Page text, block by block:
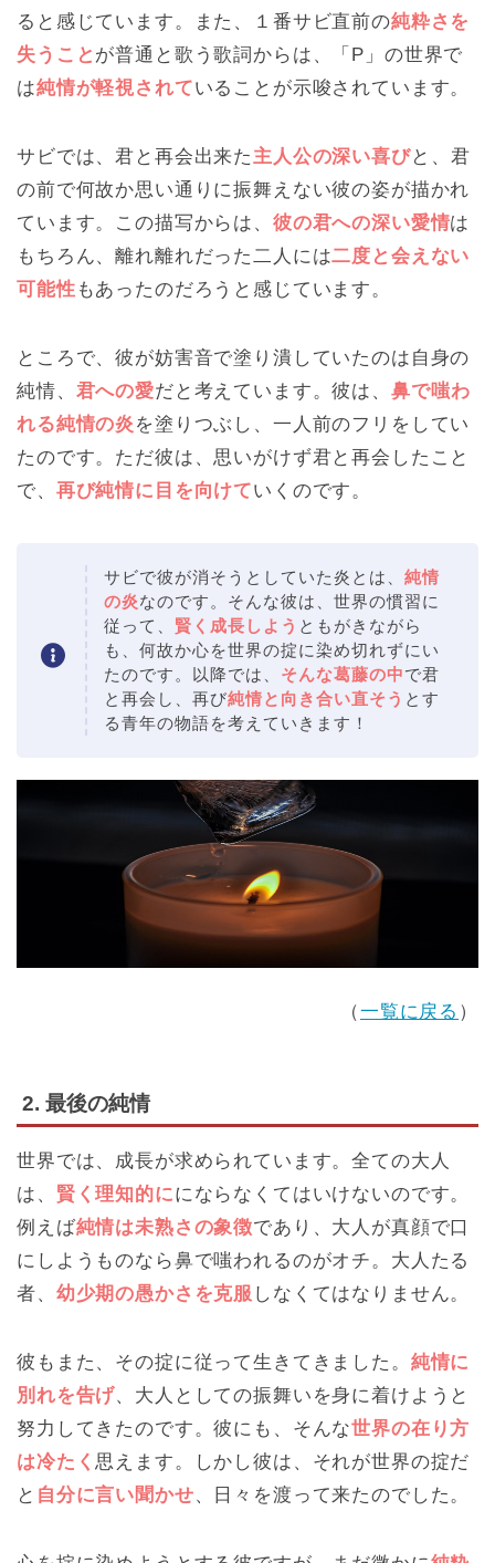
ると感じています。また、１番サビ直前の純粋さを
失うこと が普通と歌う歌詞からは、「P」の世界で
は純情が軽視されていることが示唆されています。
サビでは、君と再会出来た 主人公の深い喜びと、君
の前で何故か思い通りに振舞えない彼の姿が描かれ
ています。この描写からは、 彼の君への深い愛情は
もちろん、離れ離れだった二人には二度と会えない
可能性 もあったのだろうと感じています。
ところで、彼が妨害音で塗り潰していたのは自身の
純情、 君への愛だと考えています。彼は、 鼻で嗤わ
れる純情の炎 を塗りつぶし、一人前のフリをしてい
たのです。ただ彼は、思いがけず君と再会したこと
で、 再び純情に目を向けていくのです。
サビで彼が消そうとしていた炎とは、 純情
の炎なのです。そんな彼は、世界の慣習に
従って、 賢く成長しよう ともがきながら
も、何故か心を世界の掟に染め切れずにい
たのです。以降では、 そんな葛藤の中で君
と再会し、再び純情と向き合い直そう とす
る青年の物語を考えていきます！
（一覧に戻る ）
2. 最後の純情
世界では、成長が求められています。全ての大人
は、 賢く理知的ににならなくてはいけないのです。
例えば純情は未熟さの象徴であり、大人が真顔で口
にしようものなら鼻で嗤われるのがオチ。大人たる
者、 幼少期の愚かさを克服 しなくてはなりません。
彼もまた、その掟に従って生きてきました。 純情に
別れを告げ、大人としての振舞いを身に着けようと
努力してきたのです。彼にも、そんな世界の在り方
は冷たく思えます。しかし彼は、それが世界の掟だ
と 自分に言い聞かせ、日々を渡って来たのでした。